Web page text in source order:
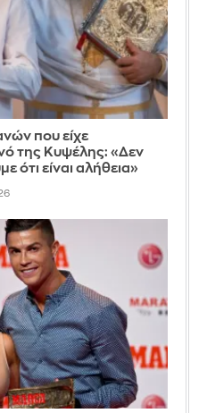
που είχε
της Κυψέλης: «Δεν
ότι είναι αλήθεια»